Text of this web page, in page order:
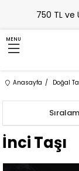
750 TL ve
MENU
Anasayfa Doğal
İnci Taşı